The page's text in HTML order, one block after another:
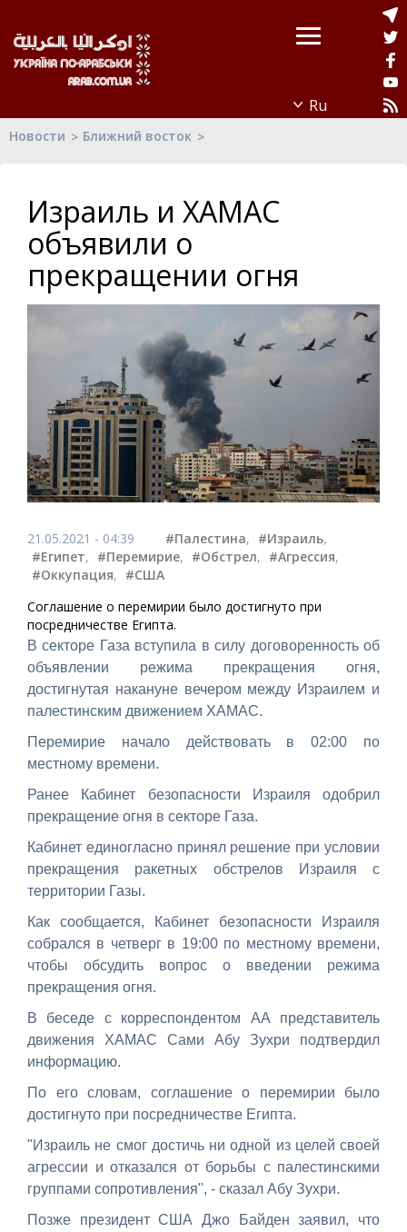
Новости Ближний восток
Израиль и ХАМАС
объявили о
прекращении огня
21.05.2021 - 04:39 #Палестина, #Израиль,
#Египет, #Перемирие, #Обстрел, #Агрессия,
#Оккупация, #США
Соглашение о перемирии было достигнуто при
посредничестве Египта.
В секторе Газа вступила в силу договоренность об
объявлении режима прекращения огня,
достигнутая накануне вечером между Израилем и
палестинским движением ХАМАС.
Перемирие начало действовать в 02:00 по
местному времени.
Ранее Кабинет безопасности Израиля одобрил
прекращение огня в секторе Газа.
Кабинет единогласно принял решение при условии
прекращения ракетных обстрелов Израиля с
территории Газы.
Как сообщается, Кабинет безопасности Израиля
собрался в четверг в 19:00 по местному времени,
чтобы обсудить вопрос о введении режима
прекращения огня.
В беседе с корреспондентом АА представитель
движения ХАМАС Сами Абу Зухри подтвердил
информацию.
По его словам, соглашение о перемирии было
достигнуто при посредничестве Египта.
"Израиль не смог достичь ни одной из целей своей
агрессии и отказался от борьбы с палестинскими
группами сопротивления", - сказал Абу Зухри.
Позже президент США Джо Байден заявил, что